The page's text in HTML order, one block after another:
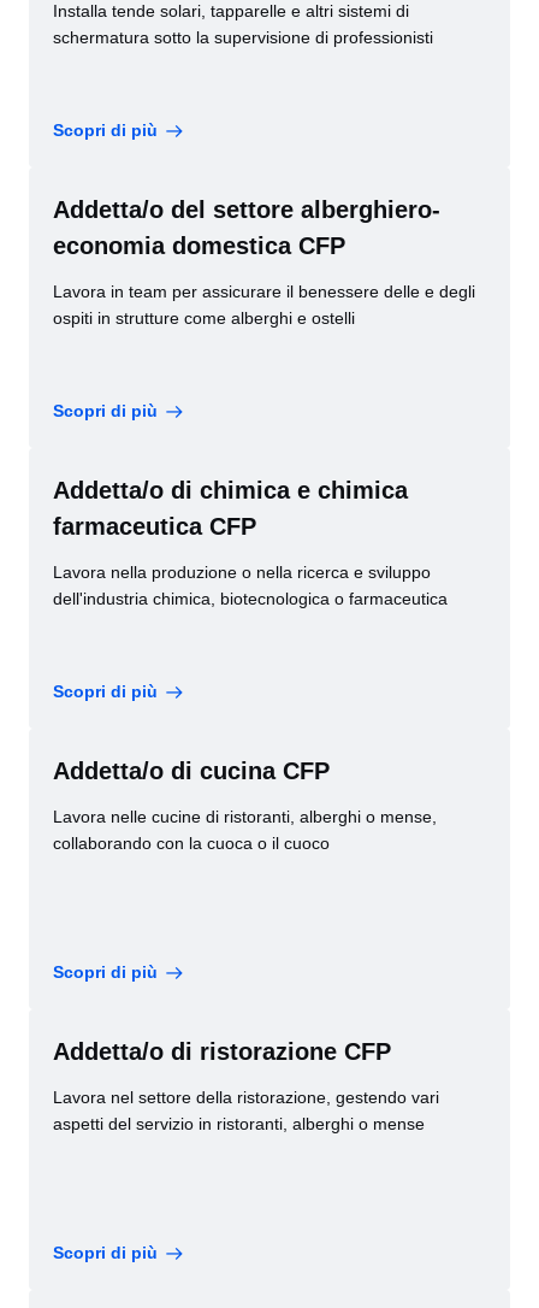
Installa tende solari, tapparelle e altri sistemi di
schermatura sotto la supervisione di professionisti
Scopri di più
Addetta/o del settore alberghiero-
economia domestica CFP
Lavora in team per assicurare il benessere delle e degli
ospiti in strutture come alberghi e ostelli
Scopri di più
Addetta/o di chimica e chimica
farmaceutica CFP
Lavora nella produzione o nella ricerca e sviluppo
dell'industria chimica, biotecnologica o farmaceutica
Scopri di più
Addetta/o di cucina CFP
Lavora nelle cucine di ristoranti, alberghi o mense,
collaborando con la cuoca o il cuoco
Scopri di più
Addetta/o di ristorazione CFP
Lavora nel settore della ristorazione, gestendo vari
aspetti del servizio in ristoranti, alberghi o mense
Scopri di più